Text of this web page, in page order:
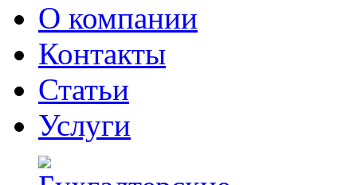
О компании
Контакты
Статьи
Услуги